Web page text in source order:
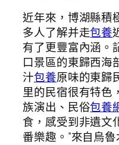
近年來，博湖縣積
多人了解并走包養
有了更豐富內涵。
口景區的東歸西海
汁包養原味的東歸
里的民宿很有特色
族演出、民俗包養
食，感受到非遺文
番樂趣。”來自烏